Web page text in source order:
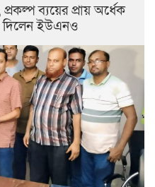
ব্যয়ের প্রায় অর্ধেক
দিলেন ইউএনও